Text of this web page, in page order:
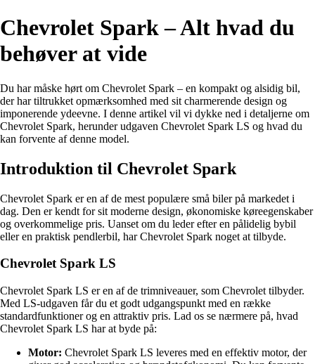
Chevrolet Spark – Alt hvad du
behøver at vide
Du har måske hørt om Chevrolet Spark – en kompakt og alsidig bil,
der har tiltrukket opmærksomhed med sit charmerende design og
imponerende ydeevne. I denne artikel vil vi dykke ned i detaljerne om
Chevrolet Spark, herunder udgaven Chevrolet Spark LS og hvad du
kan forvente af denne model.
Introduktion til Chevrolet Spark
Chevrolet Spark er en af de mest populære små biler på markedet i
dag. Den er kendt for sit moderne design, økonomiske køreegenskaber
og overkommelige pris. Uanset om du leder efter en pålidelig bybil
eller en praktisk pendlerbil, har Chevrolet Spark noget at tilbyde.
Chevrolet Spark LS
Chevrolet Spark LS er en af de trimniveauer, som Chevrolet tilbyder.
Med LS-udgaven får du et godt udgangspunkt med en række
standardfunktioner og en attraktiv pris. Lad os se nærmere på, hvad
Chevrolet Spark LS har at byde på:
Motor: Chevrolet Spark LS leveres med en effektiv motor, der